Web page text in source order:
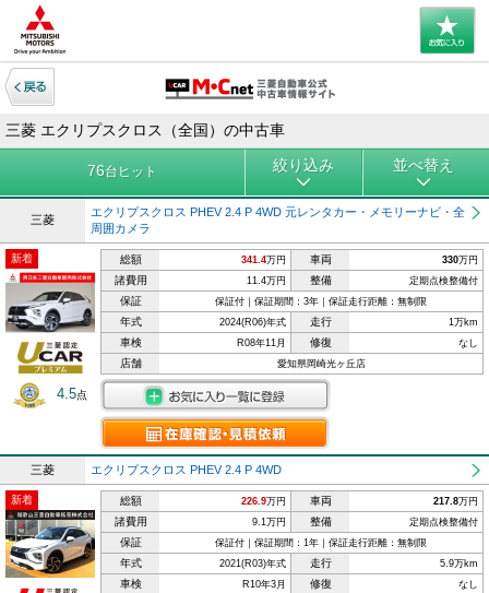
三菱 エクリプスクロス（全国）の中古車
76台ヒット 絞り込み 並べ替え
三菱
エクリプスクロス PHEV 2.4 P 4WD 元レンタカー・メモリーナビ・全
周囲カメラ
新着
4.5点
総額 341.4万円 車両 330万円
諸費用 11.4万円 整備 定期点検整備付
保証 保証付｜保証期間：3年｜保証走行距離：無制限
年式 2024(R06)年式 走行 1万km
車検 R08年11月 修復 なし
店舗 愛知県岡崎光ヶ丘店
三菱 エクリプスクロス PHEV 2.4 P 4WD
新着 総額 226.9万円 車両 217.8万円
諸費用 9.1万円 整備 定期点検整備付
保証 保証付｜保証期間：1年｜保証走行距離：無制限
年式 2021(R03)年式 走行 5.9万km
車検 R10年3月 修復 なし